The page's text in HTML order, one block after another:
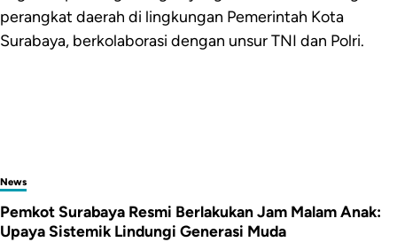
News
Pemkot Surabaya Resmi Berlakukan Jam Malam Anak:
Upaya Sistemik Lindungi Generasi Muda